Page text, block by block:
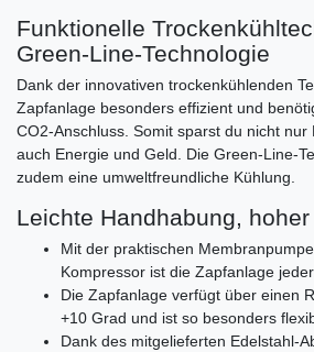
Funktionelle
Green-Line-Technologie
Dank der innovativen trockenkühlenden
Zapfanlage besonders effizient und
CO2-Anschluss. Somit sparst du nicht nur
auch Energie und Geld. Die Green-Line-
zudem eine umweltfreundliche Kühlung.
Leichte Handhabung,
Mit der praktischen
Kompressor ist die Zapfanlage
Die Zapfanlage verfügt über einen
+10 Grad und ist so besonders
Dank des mitgelieferten Edelstahl-